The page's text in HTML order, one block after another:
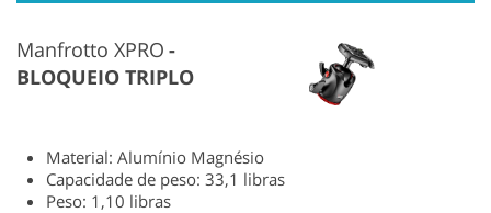
Manfrotto XPRO
BLOQUEIO TRIPLO
Material: Alumínio Magnésio
Capacidade de peso: 33,1 libras
Peso: 1,10 libras